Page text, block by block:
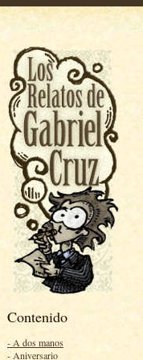
Contenido
- A dos manos
- Aniversario